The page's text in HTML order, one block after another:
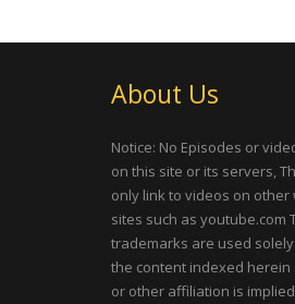
About Us
Notice: No Episodes or
on this site or its servers,
only link to videos on other
sites such as youtube.com
trademarks are used
the content indexed herein
or other affiliation is